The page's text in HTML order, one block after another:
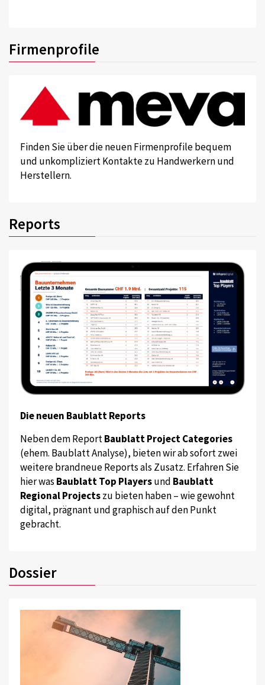
Firmenprofile
Finden Sie über die neuen Firmenprofile bequem
und unkompliziert Kontakte zu Handwerkern und
Herstellern.
Reports
Die neuen Baublatt Reports
Neben dem ReportBaublatt Project Categories
(ehem. Baublatt Analyse), bieten wir ab sofort zwei
weitere brandneue Reports als Zusatz. Erfahren Sie
hier was Baublatt Top Playersund Baublatt
Regional Projectszu bieten haben – wie gewohnt
digital, prägnant und graphisch auf den Punkt
gebracht.
Dossier